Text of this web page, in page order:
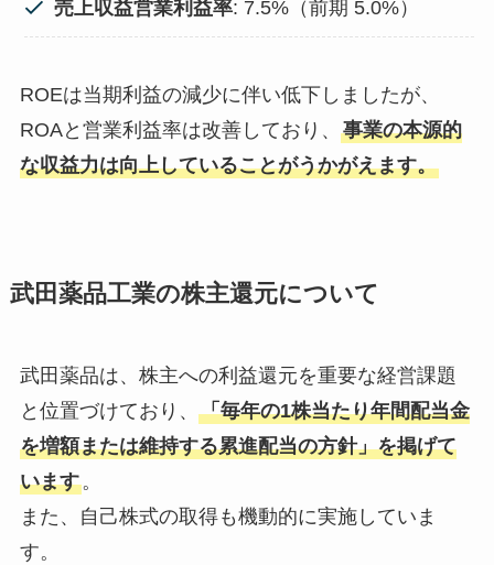
売上収益営業利益率: 7.5%（前期 5.0%）
ROEは当期利益の減少に伴い低下しましたが、
ROAと営業利益率は改善しており、 事業の本源的
な収益力は向上していることがうかがえます。
武田薬品工業の株主還元について
武田薬品は、株主への利益還元を重要な経営課題
と位置づけており、 「毎年の1株当たり年間配当金
を増額または維持する累進配当の方針」を掲げて
います。
また、自己株式の取得も機動的に実施していま
す。